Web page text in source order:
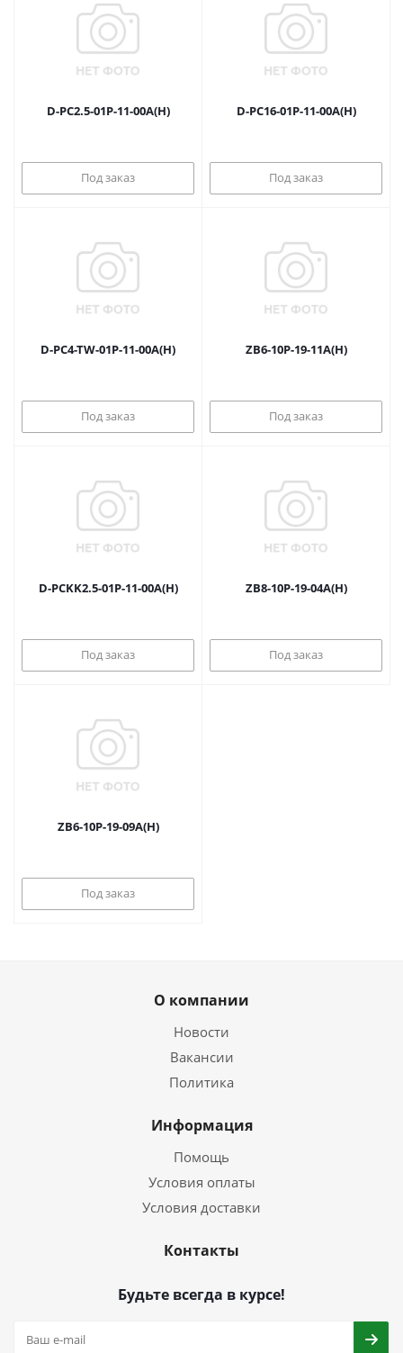
D-PC2.5-01P-11-00A(H)
Под заказ
D-PC16-01P-11-00A(H)
Под заказ
D-PC4-TW-01P-11-00A(H)
Под заказ
ZB6-10P-19-11A(H)
Под заказ
D-PCKK2.5-01P-11-00A(H)
Под заказ
ZB8-10P-19-04A(H)
Под заказ
ZB6-10P-19-09A(H)
Под заказ
О компании
Новости
Вакансии
Политика
Информация
Помощь
Условия оплаты
Условия доставки
Контакты
Будьте всегда в курсе!